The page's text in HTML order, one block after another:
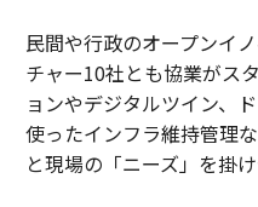
民間や行政のオープンイ
チャー10社とも協業がス
ョンやデジタルツイン、
使ったインフラ維持管理
と現場の「ニーズ」を掛